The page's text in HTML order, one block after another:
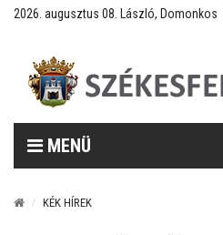
2026. augusztus 08. László, Domonkos
MENÜ
KÉK HÍREK